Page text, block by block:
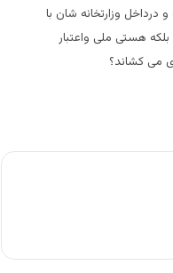
وزارتخانه شان با
هستی ملی واعتبار
می کشاند؟